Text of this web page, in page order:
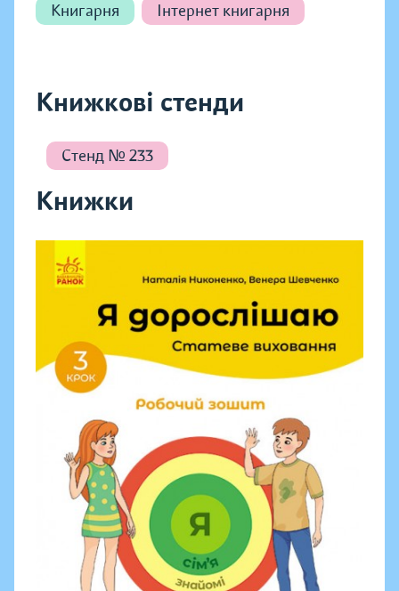
Книгарня
Інтернет книгарня
Книжкові стенди
Стенд № 233
Книжки